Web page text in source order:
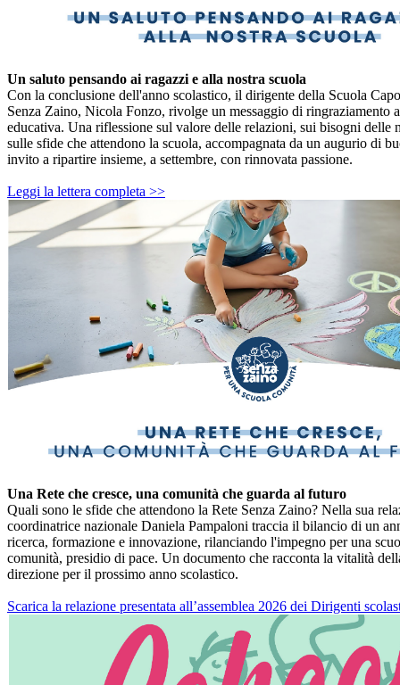
Un saluto pensando ai ragazzi e alla nostra scuola
Con la conclusione dell'anno scolastico, il dirigente della Scuola
Senza Zaino, Nicola Fonzo, rivolge un messaggio di ringraziamento
educativa. Una riflessione sul valore delle relazioni, sui bisogni delle
sulle sfide che attendono la scuola, accompagnata da un augurio di
invito a ripartire insieme, a settembre, con rinnovata passione.
Leggi la lettera completa >>
Una Rete che cresce, una comunità che guarda al futuro
Quali sono le sfide che attendono la Rete Senza Zaino? Nella sua
coordinatrice nazionale Daniela Pampaloni traccia il bilancio di un
ricerca, formazione e innovazione, rilanciando l'impegno per una
comunità, presidio di pace. Un documento che racconta la vitalità
direzione per il prossimo anno scolastico.
Scarica la relazione presentata all’assemblea 2026 dei Dirigenti